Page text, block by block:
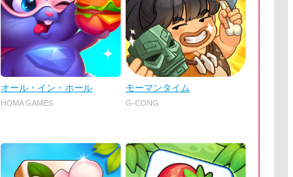
オール・イン・ホール
HOMA GAMES
モーマンタイム
G-CONG